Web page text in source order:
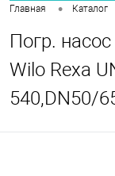
Главная • Каталог
Погр.
Wilo Rexa
540,DN50/